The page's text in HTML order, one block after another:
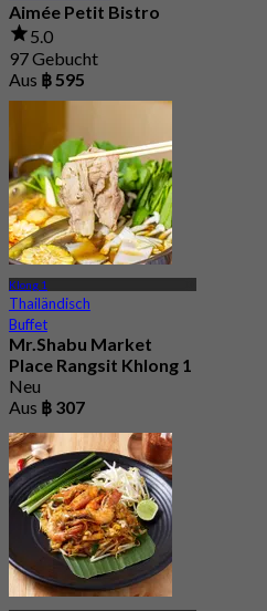
Aimée Petit Bistro
5.0
97 Gebucht
Aus ฿ 595
Klong 1
Thailändisch
Buffet
Mr.Shabu Market
Place Rangsit Khlong 1
Neu
Aus ฿ 307